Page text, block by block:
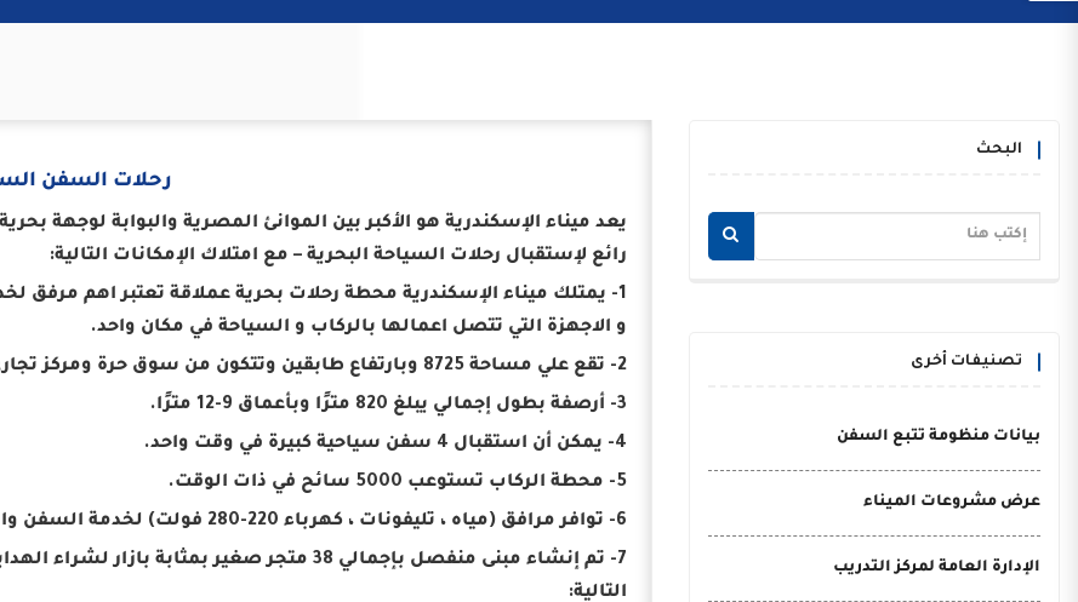
البحث
تصنيفات أخرى
بيانات منظومة تتبع السفن
عرض مشروعات الميناء
الإدارة العامة لمركز التدريب
رحلات السفن
يعد ميناء الإسكندرية هو الأكبر بين الموانئ المصرية والبوابة لوجهة
رائع لإستقبال رحلات السياحة البحرية – مع امتلاك الإمكانات التالية:
1- يمتلك ميناء الإسكندرية محطة رحلات بحرية عملاقة تعتبر اهم
و الاجهزة التي تتصل اعمالها بالركاب و السياحة في مكان واحد.
2- تقع علي مساحة 8725 وبارتفاع طابقين وتتكون من سوق حرة ومركز تجاري وترفيهي متكامل
3- أرصفة بطول إجمالي يبلغ 820 مترًا وبأعماق 9-12 مترًا.
4- يمكن أن استقبال 4 سفن سياحية كبيرة في وقت واحد.
5- محطة الركاب تستوعب 5000 سائح في ذات الوقت.
6- توافر مرافق (مياه ، تليفونات ، كهرباء 220-280 فولت) لخدمة السفن واليخوت.
7- تم إنشاء مبنى منفصل بإجمالي 38 متجر صغير بمثابة بازار لشراء الهدايا التذكارية والحرف اليدوية.
التالية: